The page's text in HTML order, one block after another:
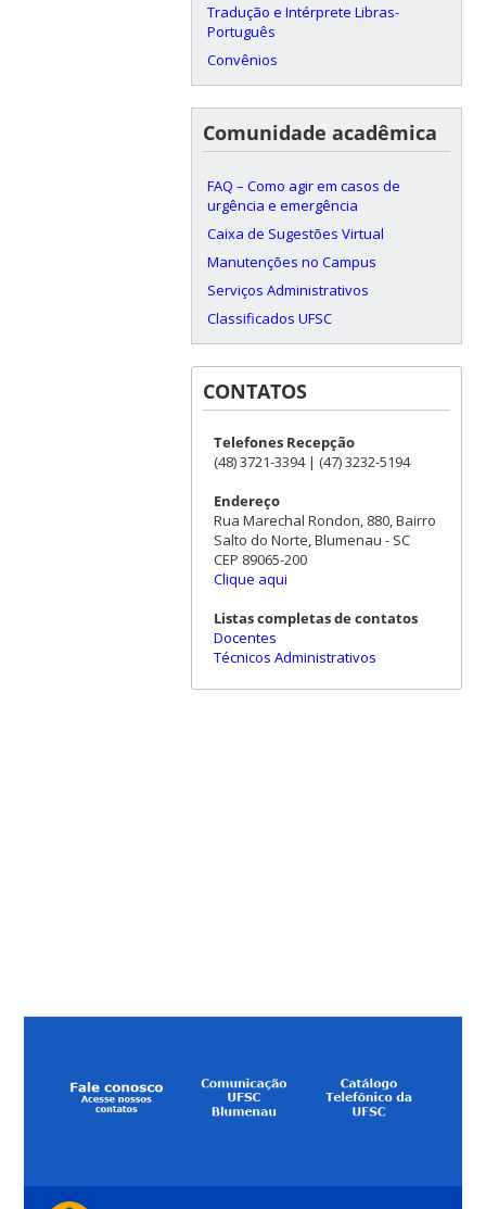
Tradução e Intérprete Libras-
Português
Convênios
Comunidade acadêmica
FAQ – Como agir em casos de
urgência e emergência
Caixa de Sugestões Virtual
Manutenções no Campus
Serviços Administrativos
Classificados UFSC
CONTATOS
Telefones Recepção
(48) 3721-3394 | (47) 3232-5194
Endereço
Rua Marechal Rondon, 880, Bairro
Salto do Norte, Blumenau - SC
CEP 89065-200
Clique aqui
Listas completas de contatos
Docentes
Técnicos Administrativos